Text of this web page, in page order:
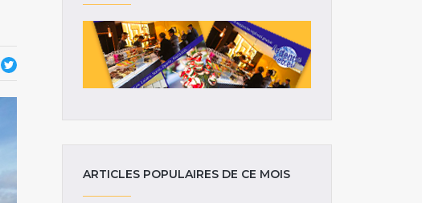
ARTICLES POPULAIRES DE CE MOIS